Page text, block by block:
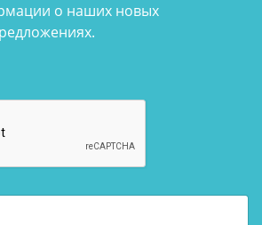
о наших новых